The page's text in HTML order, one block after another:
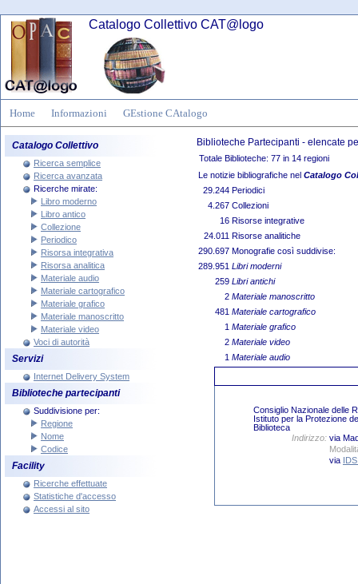
Catalogo Collettivo CAT@logo
Home Informazioni GEstione CAtalogo
Catalogo Collettivo
Ricerca semplice
Ricerca avanzata
Ricerche mirate:
Libro moderno
Libro antico
Collezione
Periodico
Risorsa integrativa
Risorsa analitica
Materiale audio
Materiale cartografico
Materiale grafico
Materiale manoscritto
Materiale video
Voci di autorità
Servizi
Internet Delivery System
Biblioteche partecipanti
Suddivisione per:
Regione
Nome
Codice
Facility
Ricerche effettuate
Statistiche d'accesso
Accessi al sito
Biblioteche Partecipanti - elencate
Totale Biblioteche: 77 in 14 regioni
Le notizie bibliografiche nel Catalogo
29.244 Periodici
4.267 Collezioni
16 Risorse integrative
24.011 Risorse analitiche
290.697 Monografie così suddivise:
289.951 Libri moderni
259 Libri antichi
2 Materiale manoscritto
481 Materiale cartografico
1 Materiale grafico
2 Materiale video
1 Materiale audio